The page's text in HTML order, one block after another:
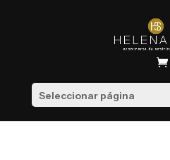
Seleccionar página